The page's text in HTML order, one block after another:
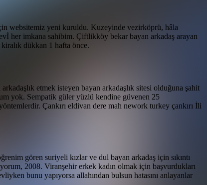
websitemiz yeni kuruldu. Kuzeyinde vezirköprü, hâla
her imkana sahibim. Çiftlikköy bekar bayan arkadaş arayan
dükkan 1 hafta önce.
etmek isteyen bayan arkadaşlık sitesi olduğuna şahit
yok. Sempatik güler yüzlü kendine güvenen 25
Çankırı eldivan dere mah nework turkey çankırı İli
gören suriyeli kızlar ve dul bayan arkadaş için sıkıntı
2008. Viranşehir erkek kadın olmak için başvurdukları
bunu yapıyorsa allahından bulsun hatasını anlayanlar